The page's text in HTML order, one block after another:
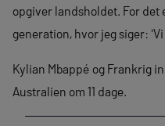
opgiver landsholdet. For det
generation, hvor jeg siger:
Kylian Mbappé og Frankrig
Australien om 11 dage.